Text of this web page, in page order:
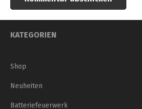
KATEGORIEN
Shop
Neuheiten
Batteriefeuerwerk